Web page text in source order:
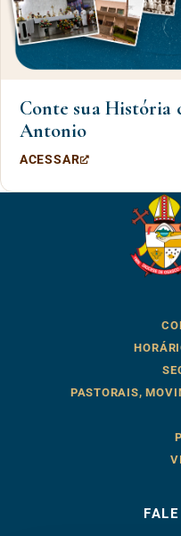
Conte sua História
Antonio
ACESSAR
PASTORAIS,